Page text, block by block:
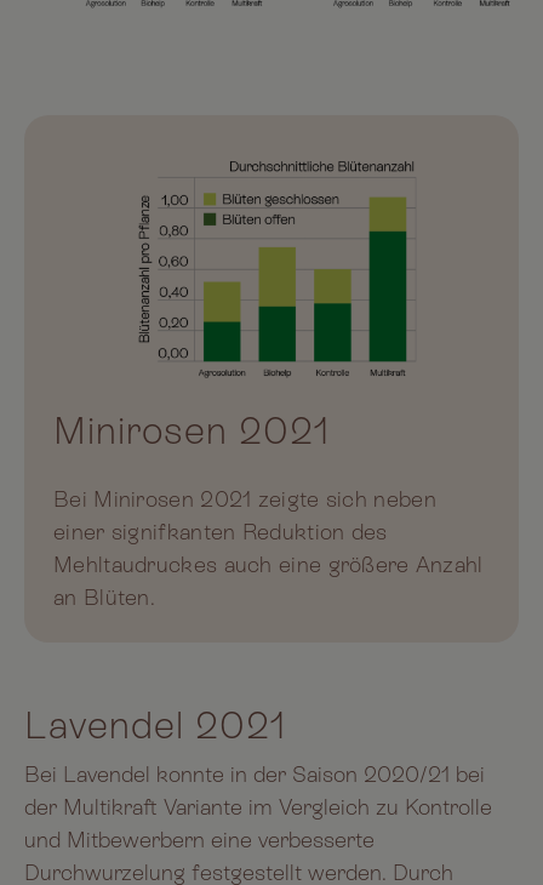
Minirosen 2021
Bei Minirosen 2021 zeigte sich neben
einer signifkanten Reduktion des
Mehltaudruckes auch eine größere Anzahl
an Blüten.
Lavendel 2021
Bei Lavendel konnte in der Saison 2020/21 bei
der Multikraft Variante im Vergleich zu Kontrolle
und Mitbewerbern eine verbesserte
Durchwurzelung festgestellt werden. Durch